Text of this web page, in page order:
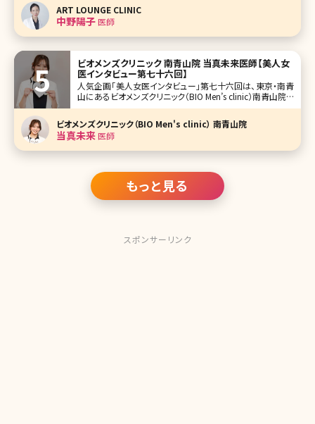
めとしたECM製剤で真皮を日頃からケアして
ART LOUNGE CLINIC
中野陽子医師
ビオメンズクリニック 南青山院 当真未来医師【美人女
医インタビュー第七十六回】
人気企画「美人女医インタビュー」第七十六回は、東京・南青
山にあるビオメンズクリニック（BIO Men’s clinic）南青山院で
院長を務める当真未来（とうまみく）先生です。 「男性のため
の美容医療」を標榜し、メンズ美容の新たなスタンダードを提
案する「ビオメンズクリニック」。同院でニキビ跡治
ビオメンズクリニック（BIO Men's clinic） 南青山院
当真未来医師
もっと見る
スポンサーリンク